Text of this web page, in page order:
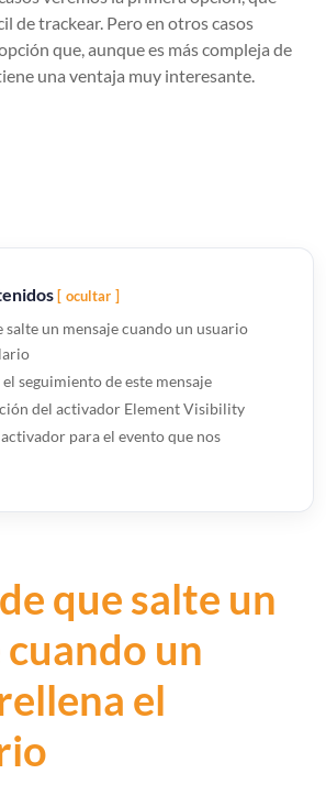
de trackear. Pero en otros casos
que, aunque es más compleja de
una ventaja muy interesante.
ocultar
salte un mensaje cuando un usuario
seguimiento de este mensaje
del activador Element Visibility
para el evento que nos
que salte un
un
el